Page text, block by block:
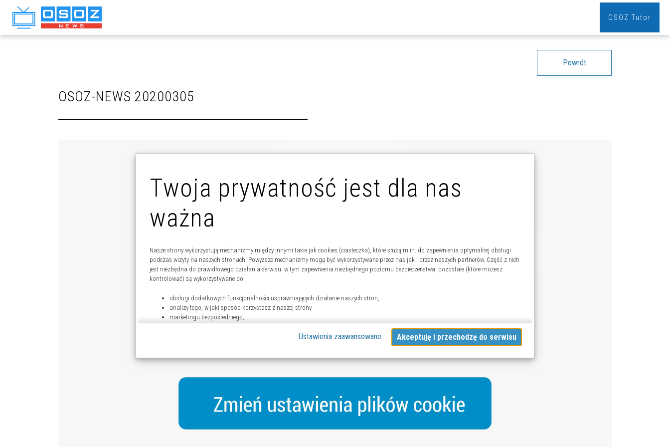
OSOZ Tutor
Powrót
OSOZ-NEWS 20200305
Twoja prywatność jest dla nas
ważna
Nasze strony wykorzystują mechanizmy między innymi takie jak cookies (ciasteczka), które służą m.in. do zapewnienia optymalnej obsługi
podczas wizyty na naszych stronach. Powyższe mechanizmy mogą być wykorzystywane przez nas jak i przez naszych partnerów. Część z nich
jest niezbędna do prawidłowego działania serwisu, w tym zapewnienia niezbędnego poziomu bezpieczeństwa, pozostałe (które możesz
kontrolować) są wykorzystywane do:
obsługi dodatkowych funkcjonalności usprawniających działanie naszych stron,
analizy tego, w jaki sposób korzystasz z naszej strony
marketingu bezpośredniego,
Kliknij „Akceptuję i przechodzę do strony”, aby wyrazić zgodę na przetwarzanie przez nas i naszych partnerów Twoich danych w powyższych
Twoich danych tylko w niektórych celach. Jeżeli chcesz dowiedzieć się więcej lub chcesz przeprowadzić konfigurację szczegółową - możesz tego
Więcej informacji na temat wykorzystywania narzędzi zewnętrznych na naszych stronach znajdziesz wPolityce cookies.
Ustawienia zaawansowane Akceptuję i przechodzę do serwisu